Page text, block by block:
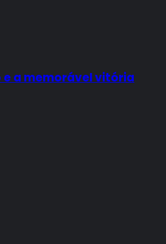
e a memorável vitória